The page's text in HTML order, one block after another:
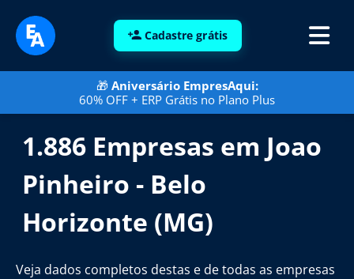
Cadastre grátis
🎁 Aniversário EmpresAqui:
60% OFF + ERP Grátis no Plano Plus
1.886 Empresas em Joao
Pinheiro - Belo
Horizonte (MG)
Veja dados completos destas e de todas as empresas